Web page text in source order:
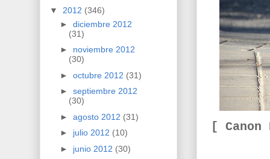
[
▼ 2012 (346)
► diciembre 2012
(31)
► noviembre 2012
(30)
► octubre 2012 (31)
► septiembre 2012
(30)
► agosto 2012 (31)
► julio 2012 (10)
► junio 2012 (30)